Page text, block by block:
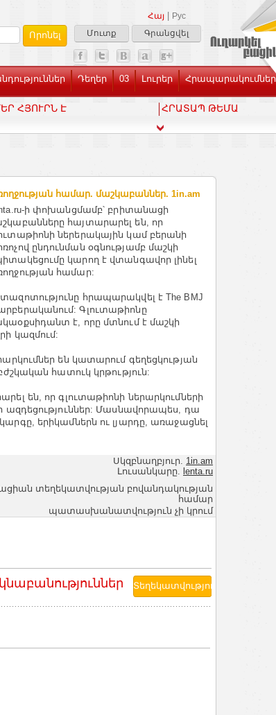
Հայ
Рус
Մուտք
Գրանցվել
Դեղեր 03 Լուրեր Հրապարակումներ
ՀՅՈՒՐՆ Է ՀՐԱՏԱՊ ԹԵՄԱ
համար. մաշկաբաններ. 1in.am
ի փոխանցմամբ՝ բրիտանացի
հայտարարել են, որ
ներերակային կամ բերանի
ընդունման օգնությամբ մաշկի
կարող է վտանգավոր լինել
համար:
հրապարակվել է The BMJ
Գլուտաթիոնը
է, որը մտնում է մաշկի
կազմում:
են կատարում գեղեցկության
հատուկ կրթություն:
են, որ գլուտաթիոնի ներարկումների
ազդեցություններ: Մասնավորապես, դա
երիկամներն ու լյարդը, առաջացնել
Սկզբնաղբյուր. 1in.am
Լուսանկարը. lenta.ru
տեղեկատվության բովանդակության
համար
պատասխանատվություն չի կրում